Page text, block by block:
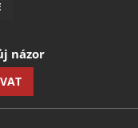
názor